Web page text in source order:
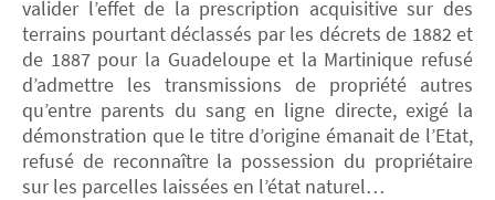
valider l’effet de la prescription acquisitive sur des
terrains pourtant déclassés par les décrets de 1882 et
de 1887 pour la Guadeloupe et la Martinique refusé
d’admettre les transmissions de propriété autres
qu’entre parents du sang en ligne directe, exigé la
démonstration que le titre d’origine émanait de l’Etat,
refusé de reconnaître la possession du propriétaire
sur les parcelles laissées en l’état naturel…